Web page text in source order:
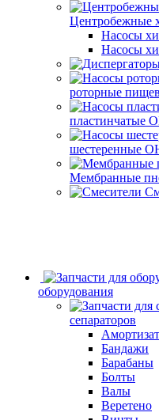
Центробежные
Насосы
Насосы
роторные
пластинчатые
шестеренные
Мембранные
оборудования
сепараторов
Бандажи
Барабаны
Болты
Валы
Веретено